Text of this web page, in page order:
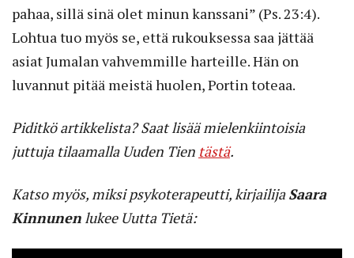
pahaa, sillä sinä olet minun kanssani” (Ps. 23:4).
Lohtua tuo myös se, että rukouksessa saa jättää
asiat Jumalan vahvemmille harteille. Hän on
luvannut pitää meistä huolen, Portin toteaa.
Piditkö artikkelista? Saat lisää mielenkiintoisia
juttuja tilaamalla Uuden Tien tästä.
Katso myös, miksi psykoterapeutti, kirjailijaSaara
Kinnunen lukee Uutta Tietä: